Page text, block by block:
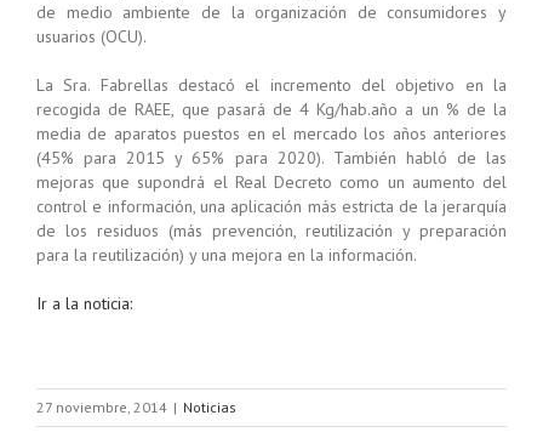
de medio ambiente de la organización de consumidores y
usuarios (OCU).
La Sra. Fabrellas destacó el incremento del objetivo en la
recogida de RAEE, que pasará de 4 Kg/hab.año a un % de la
media de aparatos puestos en el mercado los años anteriores
(45% para 2015 y 65% para 2020). También habló de las
mejoras que supondrá el Real Decreto como un aumento del
control e información, una aplicación más estricta de la jerarquía
de los residuos (más prevención, reutilización y preparación
para la reutilización) y una mejora en la información.
Ir a la noticia:
27 noviembre, 2014 | Noticias